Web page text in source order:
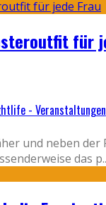
für
- Veranstaltungen
und neben der
das p